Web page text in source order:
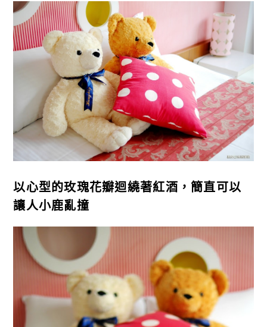
以心型的玫瑰花瓣迴繞著紅酒，簡直可以
讓人小鹿亂撞